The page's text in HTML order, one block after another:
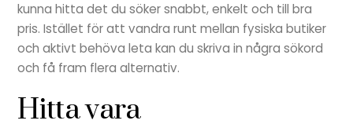
kunna hitta det du söker snabbt, enkelt och till bra
pris. Istället för att vandra runt mellan fysiska butiker
och aktivt behöva leta kan du skriva in några sökord
och få fram flera alternativ.
Hitta vara